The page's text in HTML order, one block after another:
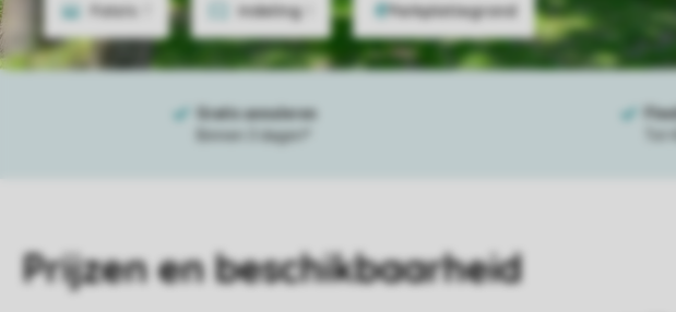
Foto's Indeling
Prijzen en beschikbaarheid